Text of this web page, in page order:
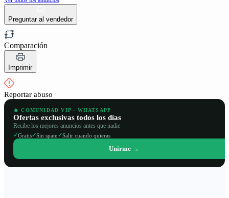
Preguntar al vendedor
Comparación
Imprimir
Reportar abuso
🔥 COMUNIDAD VIP · WHATSAPP
Ofertas exclusivas todos los días
Recibe los mejores anuncios antes que nadie
✓Gratis✓Sin spam✓Salir cuando quieras
Unirme →